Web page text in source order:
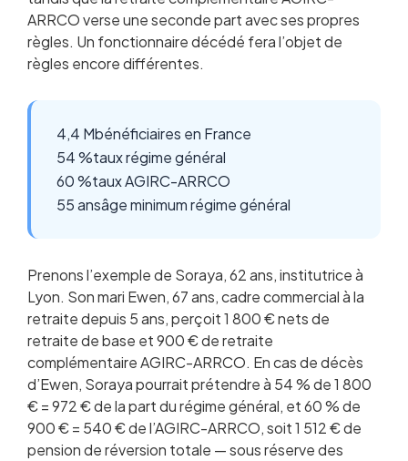
ARRCO verse une seconde part avec ses propres
règles. Un fonctionnaire décédé fera l’objet de
règles encore différentes.
4,4 Mbénéficiaires en France
54 %taux régime général
60 %taux AGIRC-ARRCO
55 ansâge minimum régime général
Prenons l’exemple de Soraya, 62 ans, institutrice à
Lyon. Son mari Ewen, 67 ans, cadre commercial à la
retraite depuis 5 ans, perçoit 1 800 € nets de
retraite de base et 900 € de retraite
complémentaire AGIRC-ARRCO. En cas de décès
d’Ewen, Soraya pourrait prétendre à 54 % de 1 800
€ = 972 € de la part du régime général, et 60 % de
900 € = 540 € de l’AGIRC-ARRCO, soit 1 512 € de
pension de réversion totale — sous réserve des